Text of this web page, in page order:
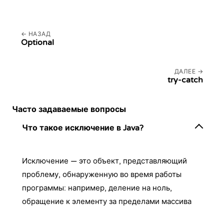
НАЗАД
Optional
ДАЛЕЕ
try-catch
Часто задаваемые вопросы
Что такое исключение в Java?
Исключение — это объект, представляющий
проблему, обнаруженную во время работы
программы: например, деление на ноль,
обращение к элементу за пределами массива